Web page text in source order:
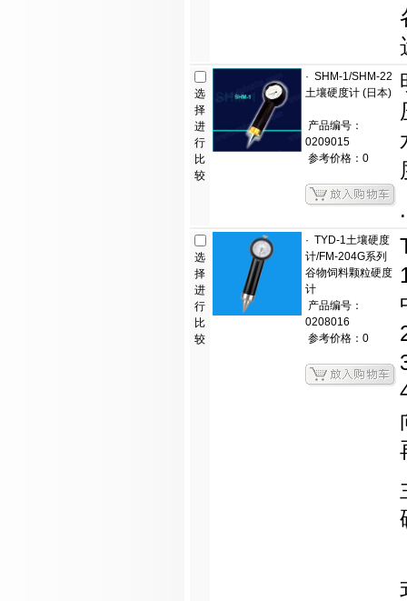
选
择
进
行
比
较
· SHM-1/SHM-22
土壤硬度计 (日本)
产品编号：
0209015
参考价格：0
.
选
择
进
行
比
较
· TYD-1土壤硬度
计/FM-204G系列
谷物饲料颗粒硬度
计
产品编号：
0208016
参考价格：0